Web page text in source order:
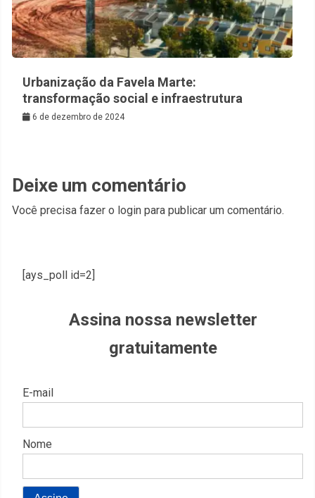
Urbanização da Favela Marte:
transformação social e infraestrutura
6 de dezembro de 2024
Deixe um comentário
Você precisa fazer o login para publicar um comentário.
[ays_poll id=2]
Assina nossa newsletter
gratuitamente
E-mail
Nome